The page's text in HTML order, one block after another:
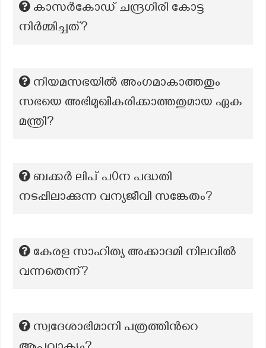
കാസർകോഡ് ചന്ദ്രഗിരി കോട്ട
നിർമ്മിച്ചത്?
നിയമസഭയില്‍ അംഗമാകാത്തതും
സഭയെ അഭിമുഖീകരിക്കാത്തതുമായ ഏക
മന്ത്രി?
ബക്കർ ലിപ് പ0ന പദ്ധതി
നടപ്പിലാക്കുന്ന വന്യജീവി സങ്കേതം?
കേരള സാഹിത്യ അക്കാദമി നിലവില്‍
വന്നതെന്ന്?
സ്വദേശാഭിമാനി പത്രത്തിന്‍റെ